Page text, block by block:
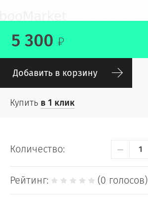
5 300
Добавить в корзину
Купить в 1 клик
Количество: −
Рейтинг: (0 голосов)